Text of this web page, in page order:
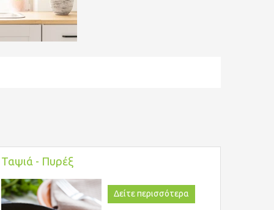
Ταψιά - Πυρέξ
Δείτε περισσότερα